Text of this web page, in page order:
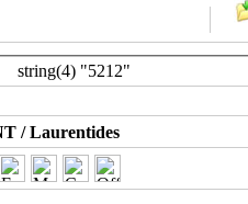
string(4) "5212"
/ Laurentides